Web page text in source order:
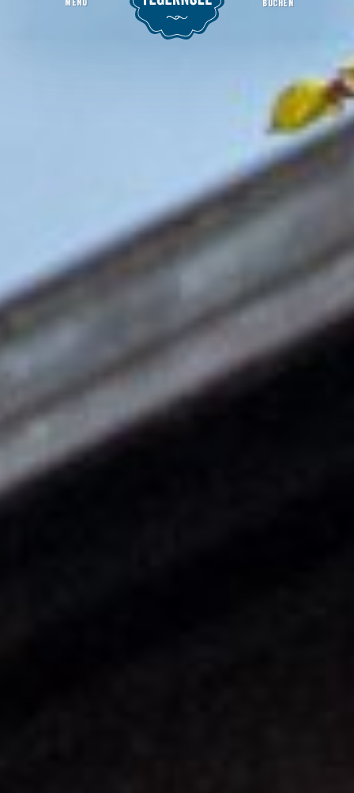
Parkplatz Rosenstraße
MENU BUCHEN